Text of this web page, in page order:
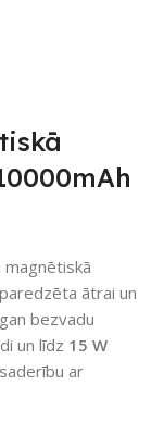
ātrai un
bezvadu
un līdz 15 W
ar